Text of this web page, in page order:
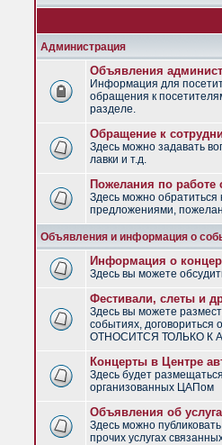
Администрация
Объявления
Информация для
обращения к
разделе.
Обращение к
Здесь можно задавать
лавки и т.д.
Пожелания по работе
Здесь можно
предложениями,
Объявления и информация о
Информация о
Здесь вы можете
Фестивали, слеты и
Здесь вы можете
событиях,
ОТНОСИТСЯ ТОЛЬКО К
Концерты в Центре
Здесь будет
организованных ЦАПом
Объявления об
Здесь можно
прочих услугах